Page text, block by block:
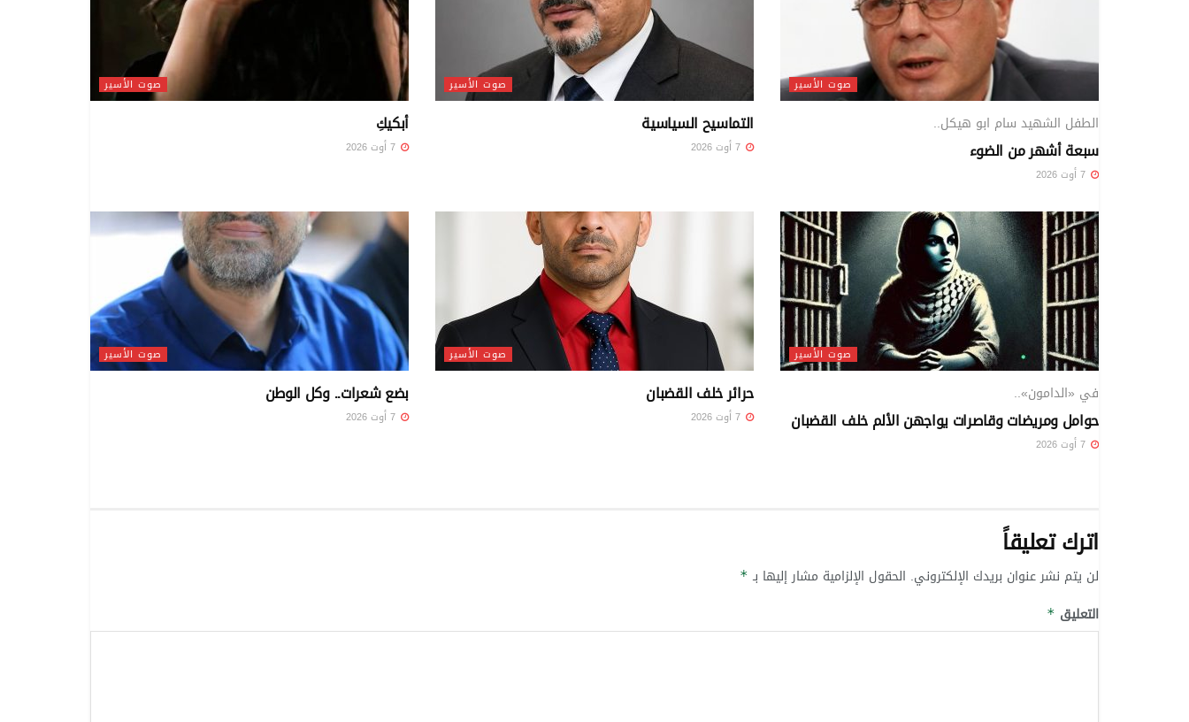
صوت الأسير
الطفل الشهيد سام ابو هيكل..
سبعة أشهر من الضوء
صوت الأسير
التماسيح السياسية
صوت الأسير
أبكيكِ
صوت الأسير
في «الدامون»..
حوامل ومريضات وقاصرات يواجهن الألم خلف القضبان
صوت الأسير
حرائر خلف القضبان
صوت الأسير
بضع شعرات.. وكل الوطن
اترك تعليقاً
لن يتم نشر عنوان بريدك الإلكتروني. الحقول الإلزامية مشار إليها بـ *
التعليق *